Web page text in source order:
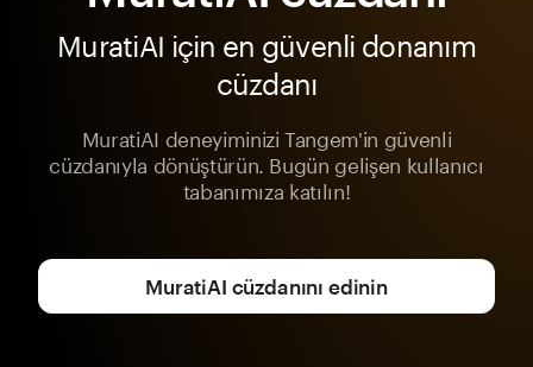
MuratiAI için en güvenli donanım
cüzdanı
MuratiAI deneyiminizi Tangem'in güvenli
cüzdanıyla dönüştürün. Bugün gelişen kullanıcı
tabanımıza katılın!
MuratiAI cüzdanını edinin